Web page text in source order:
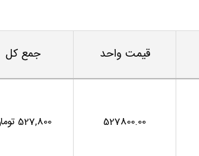
قیمت واحد جمع کل
527800.00
527,800